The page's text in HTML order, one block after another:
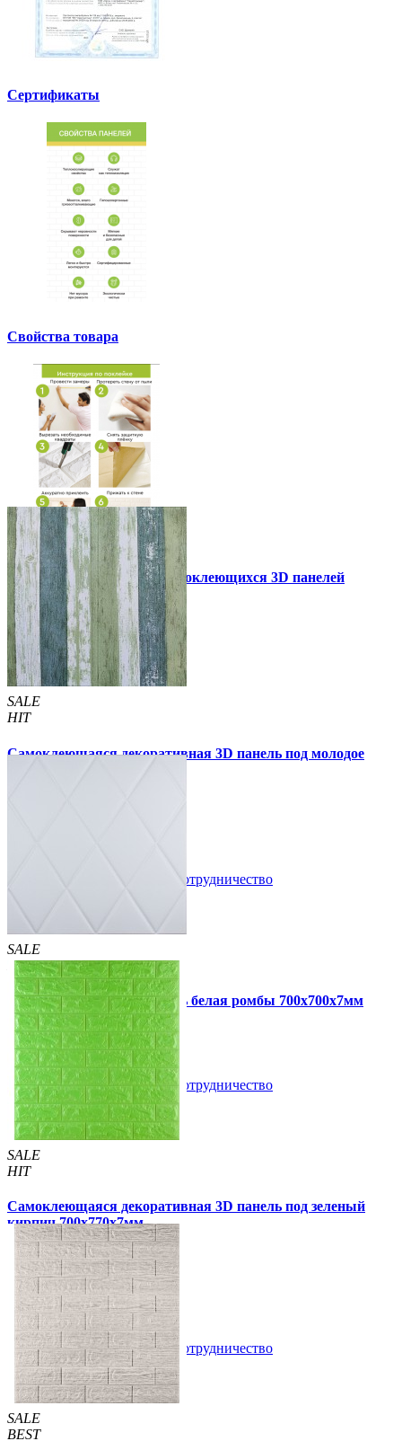
Сертификаты
Свойства товара
Инструкция установки самоклеющихся 3D панелей
Другие так же купили
SALE
HIT
Самоклеющаяся декоративная 3D панель под молодое
Сотрудничество
SALE
HIT
Самоклеющаяся 3D панель белая ромбы 700x700x7мм
109 грн/шт 160 грн /шт
Купить В закладки Сотрудничество
SALE
HIT
Самоклеющаяся декоративная 3D панель под зеленый
кирпич 700x770x7мм
105 грн /шт 163 грн/шт
5 отзывов
Купить В закладки Сотрудничество
SALE
BEST